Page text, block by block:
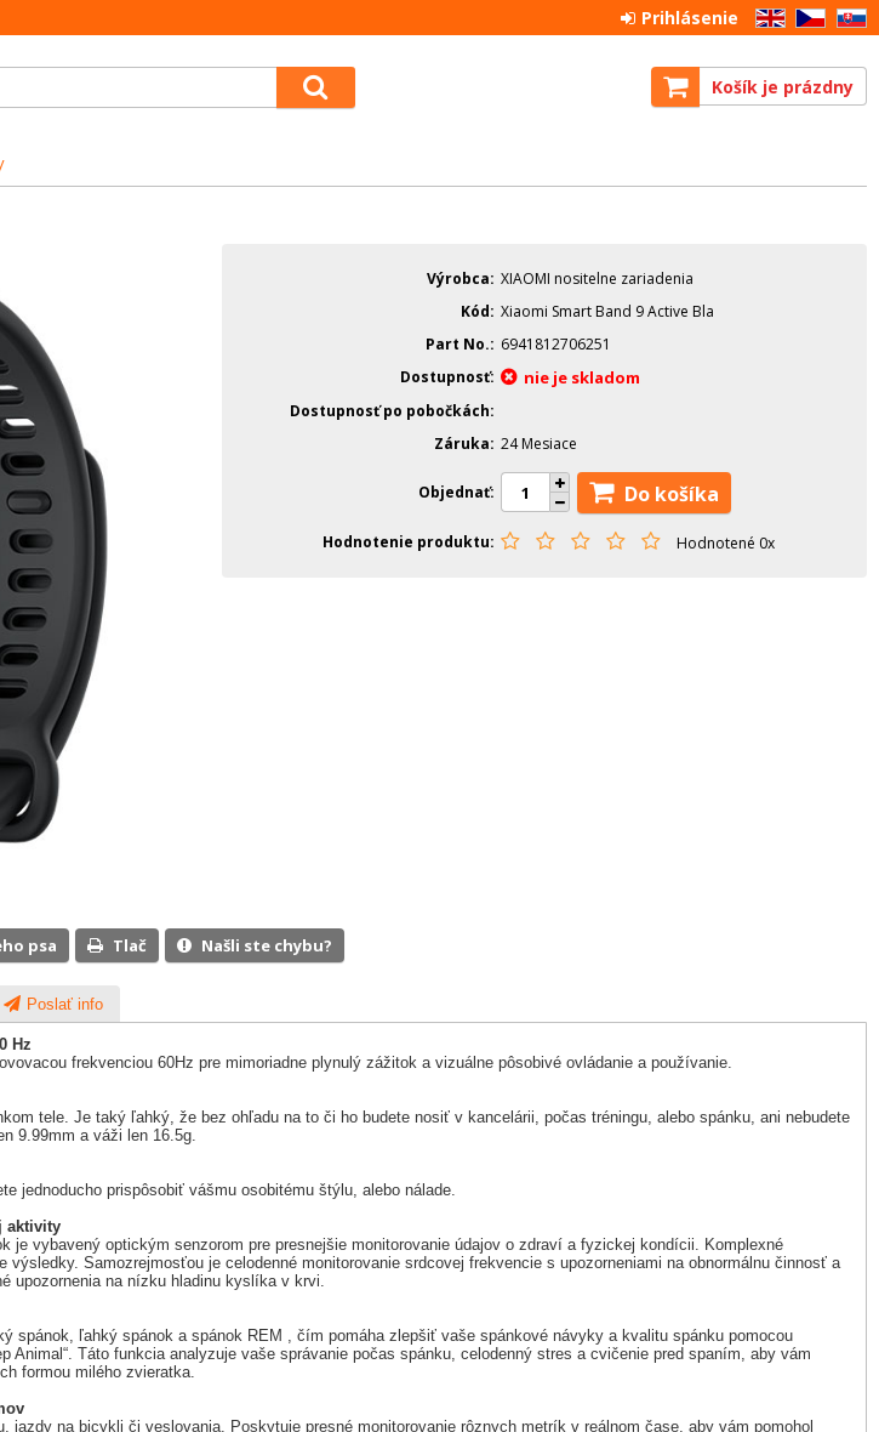
EN CZ SK
Prihlásenie
Košík je prázdny
Výrobca XIAOMI nositelne zariadenia
Kód Xiaomi Smart Band 9 Active Bla
Part No.
6941812706251
Dostupnosť
nie je skladom
Dostupnosť po pobočkách
Záruka 24 Mesiace
Objednať Do košíka
Hodnotenie produktu Hodnotené 0x
psa Tlač Našli ste chybu?
Poslať info
Hz
frekvenciou 60Hz pre mimoriadne plynulý zážitok a vizuálne pôsobivé ovládanie a používanie.
tele. Je taký ľahký, že bez ohľadu na to či ho budete nosiť v kancelárii, počas tréningu, alebo spánku, ani nebudete
9.99mm a váži len 16.5g.
jednoducho prispôsobiť vášmu osobitému štýlu, alebo nálade.
aktivity
je vybavený optickým senzorom pre presnejšie monitorovanie údajov o zdraví a fyzickej kondícii. Komplexné
Samozrejmosťou je celodenné monitorovanie srdcovej frekvencie s upozorneniami na obnormálnu činnosť a
upozornenia na nízku hladinu kyslíka v krvi.
spánok, ľahký spánok a spánok REM , čím pomáha zlepšiť vaše spánkové návyky a kvalitu spánku pomocou
Animal“. Táto funkcia analyzuje vaše správanie počas spánku, celodenný stres a cvičenie pred spaním, aby vám
formou milého zvieratka.
jazdy na bicykli či veslovania. Poskytuje presné monitorovanie rôznych metrík v reálnom čase, aby vám pomohol